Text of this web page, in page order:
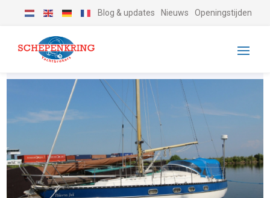
Blog & updates Nieuws Openingstijden